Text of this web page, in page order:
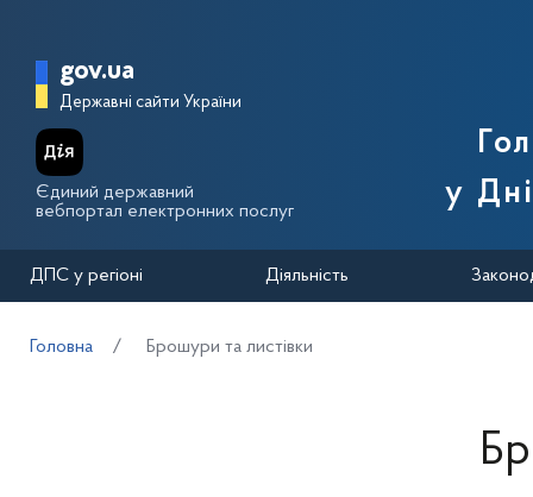
Головна сторінка Державної
gov.ua
Державні сайти України
Єдиний державний
вебпортал електронних послуг
у
ДПС у регіоні Діяльність
Головна Брошури та листівки